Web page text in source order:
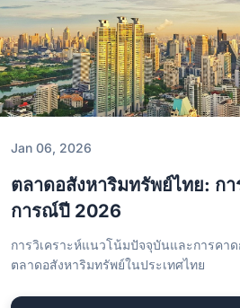
Jan 06, 2026
ตลาดอสังหาริมทรัพย์ไทย: ก
การณ์ปี 2026
การวิเคราะห์แนวโน้มปัจจุบันและการคา
ตลาดอสังหาริมทรัพย์ในประเทศไทย